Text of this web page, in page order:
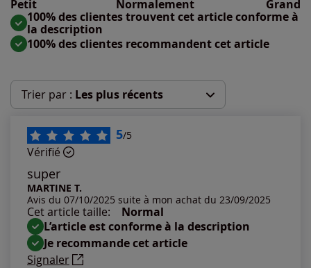
Petit
Normalement Grand
Taille grand : 50%
100% des clientes trouvent cet article conforme à
la description
100% des clientes recommandent cet article
Trier par : Les plus récents
Les plus récents
Notes les plus élevées
Notes les plus basses
5/5
Vérifié
super
MARTINE T.
Avis du 07/10/2025 suite à mon achat du 23/09/2025
Cet article taille:
Normal
L’article est conforme à la description
Je recommande cet article
Signaler